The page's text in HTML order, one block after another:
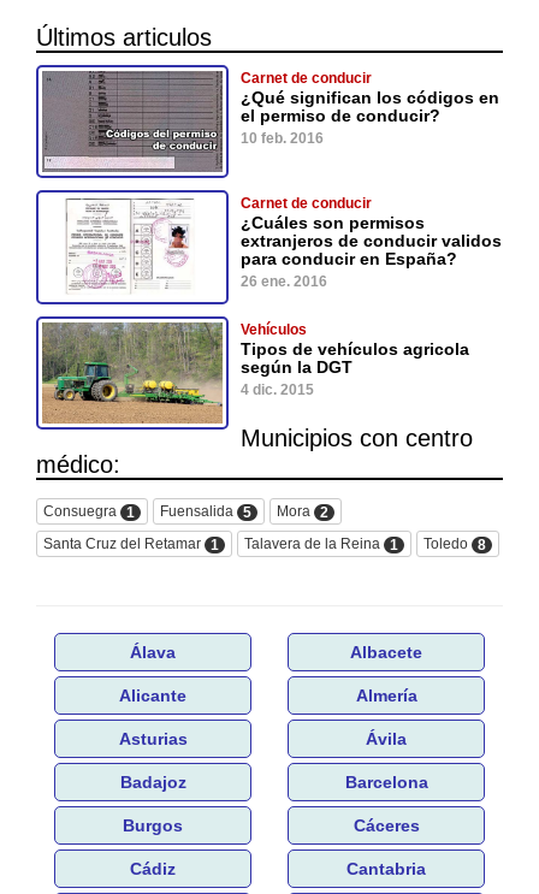
Últimos articulos
Carnet de conducir
¿Qué significan los códigos en
el permiso de conducir?
10 feb. 2016
Carnet de conducir
¿Cuáles son permisos
extranjeros de conducir validos
para conducir en España?
26 ene. 2016
Vehículos
Tipos de vehículos agricola
según la DGT
4 dic. 2015
Municipios con centro
médico:
Consuegra 1 Fuensalida 5 Mora
2
Santa Cruz del Retamar 1 Talavera de la Reina 1 Toledo 8
Álava Albacete
Alicante Almería
Asturias Ávila
Badajoz Barcelona
Burgos Cáceres
Cádiz Cantabria